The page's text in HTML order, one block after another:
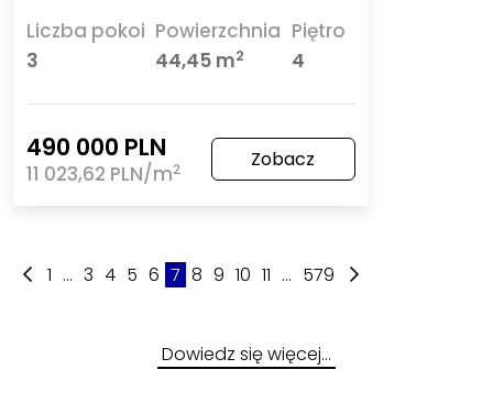
Liczba pokoi
3
Powierzchnia
44,45 m2
Piętro
4
490 000 PLN
11 023,62 PLN/m2 Zobacz
1 ... 3 4 5 6 7 8 9 10 11 ... 579
Dowiedz się więcej…